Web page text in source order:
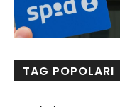
TAG POPOLARI